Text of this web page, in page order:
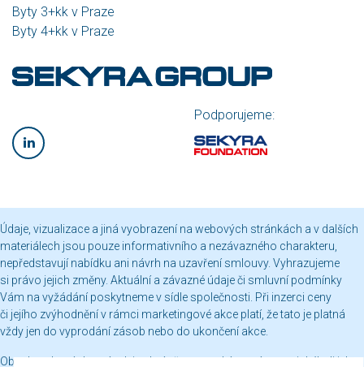
Byty 3+kk v Praze
Byty 4+kk v Praze
Podporujeme:
Údaje, vizualizace a jiná vyobrazení na webových stránkách a v dalších
materiálech jsou pouze informativního a nezávazného charakteru,
nepředstavují nabídku ani návrh na uzavření smlouvy. Vyhrazujeme
si právo jejich změny. Aktuální a závazné údaje či smluvní podmínky
Vám na vyžádání poskytneme v sídle společnosti. Při inzerci ceny
či jejího zvýhodnění v rámci marketingové akce platí, že tato je platná
vždy jen do vyprodání zásob nebo do ukončení akce.
Obsah webových stránek je chráněn autorským právem a jakékoli jeho